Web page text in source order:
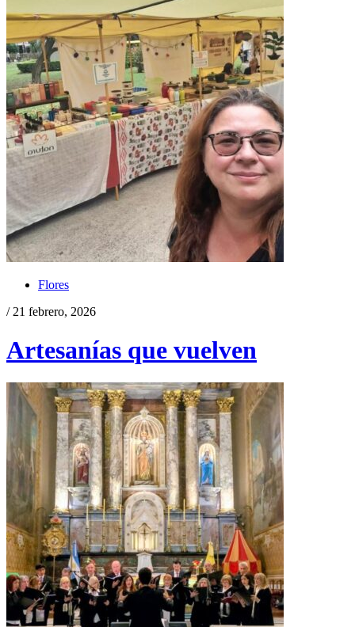
Flores
/ 21 febrero, 2026
Artesanías que vuelven